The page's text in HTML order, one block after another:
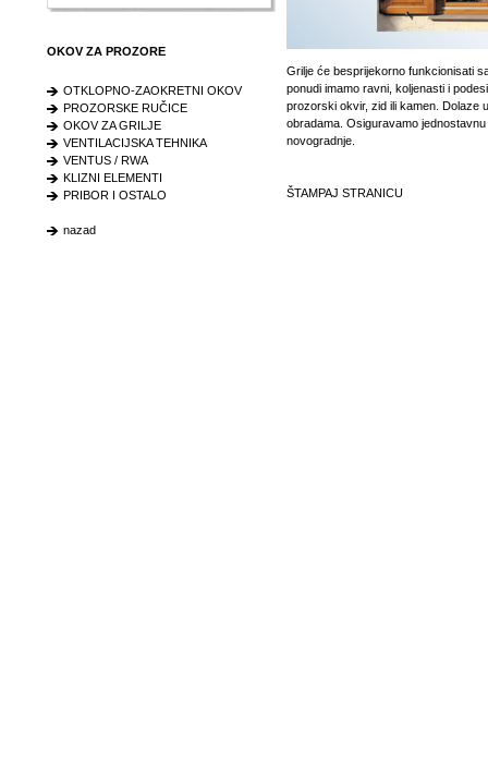
OKOV ZA PROZORE
OTKLOPNO-ZAOKRETNI OKOV
PROZORSKE RUČICE
OKOV ZA GRILJE
VENTILACIJSKA TEHNIKA
VENTUS / RWA
KLIZNI ELEMENTI
PRIBOR I OSTALO
nazad
Grilje će besprijekorno funkcionisati
ponudi imamo ravni, koljenasti i
prozorski okvir, zid ili kamen. Dolaze
obradama. Osiguravamo
novogradnje.
ŠTAMPAJ STRANICU